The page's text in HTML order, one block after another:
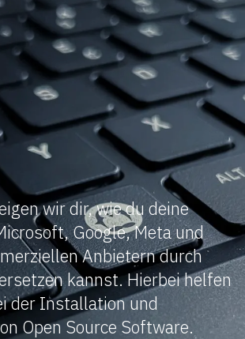
wir dir, wie du deine
Google, Meta und
Anbietern durch
kannst. Hierbei helfen
der Installation und
Open Source Software.